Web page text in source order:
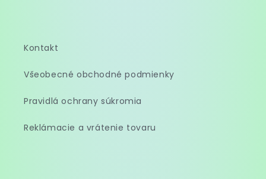
Kontakt
Všeobecné obchodné podmienky
Pravidlá ochrany súkromia
Reklámacie a vrátenie tovaru